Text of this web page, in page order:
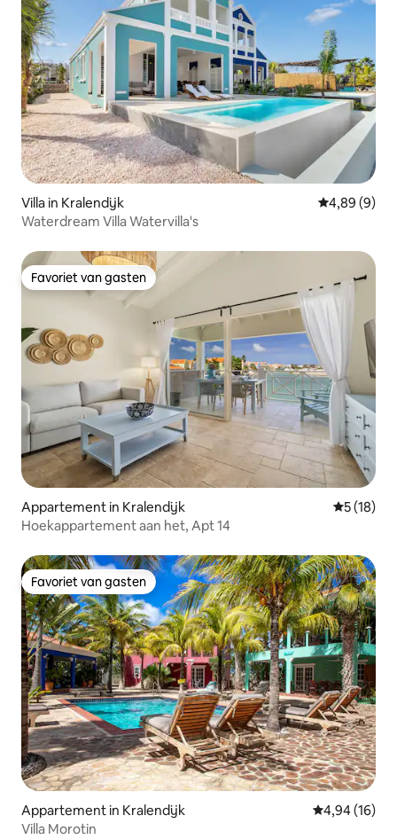
Villa in Kralendijk Gemiddelde
4,89 (9)
Waterdream Villa Watervilla's
Favoriet van gasten
Favoriet van gasten
Appartement in Kralendijk
5 (18)
Hoekappartement aan het, Apt 14
Favoriet van gasten
Favoriet van gasten
Appartement in Kralendijk Gemiddelde
4,94 (16)
Villa Morotin